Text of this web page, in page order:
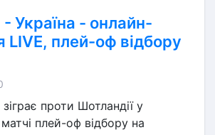
Україна - онлайн-
LIVE, плей-оф відбору
зіграє проти Шотландії у
плей-оф відбору на